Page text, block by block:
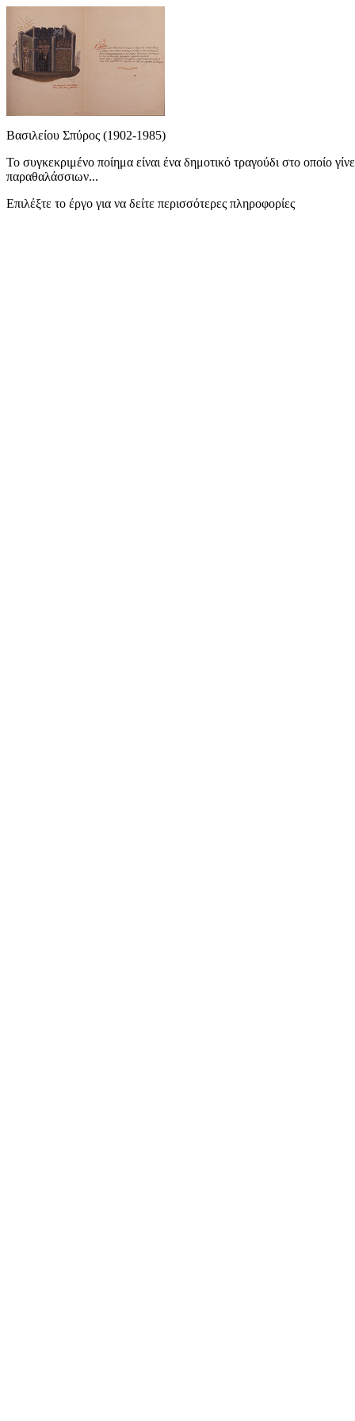
Βασιλείου Σπύρος (1902-1985)
Το συγκεκριμένο ποίημα είναι ένα δημοτικό τραγούδι στο οποίο
παραθαλάσσιων...
Επιλέξτε το έργο για να δείτε περισσότερες πληροφορίες